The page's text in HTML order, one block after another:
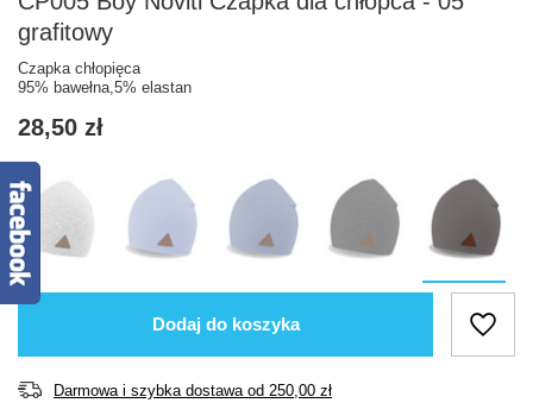
grafitowy
Czapka chłopięca
95% bawełna,5% elastan
28,50 zł
Dodaj do koszyka
Darmowa i szybka dostawa od 250,00 zł